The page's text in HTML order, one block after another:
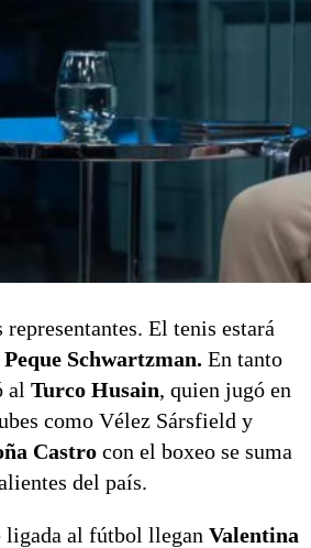
El tenis estará
Peque Schwartzman. En tanto
al Turco Husain, quien jugó en
como Vélez Sársfield y
Castro con el boxeo se suma
del país.
ligada al fútbol llegan Valentina